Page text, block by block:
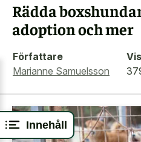
Innehåll
Rädda
adoption och mer
Författare
Marianne Samuelsson